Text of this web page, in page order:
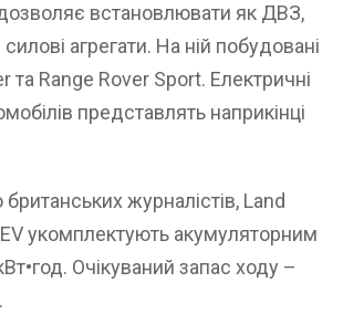
встановлювати як ДВЗ,
силові агрегати. На ній побудовані
та Range Rover Sport. Електричні
представлять наприкінці
журналістів, Land
укомплектують акумуляторним
Очікуваний запас ходу –